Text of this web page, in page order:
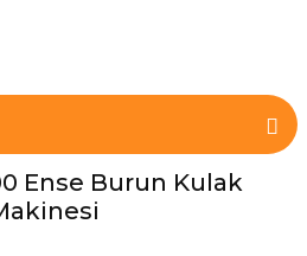
Ense Burun Kulak